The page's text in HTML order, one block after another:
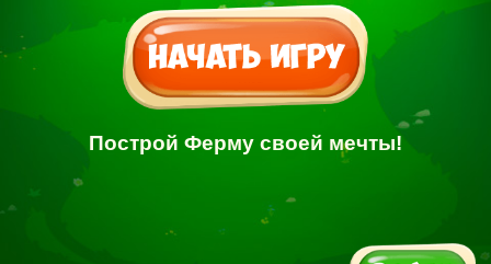
Построй Ферму своей мечты!